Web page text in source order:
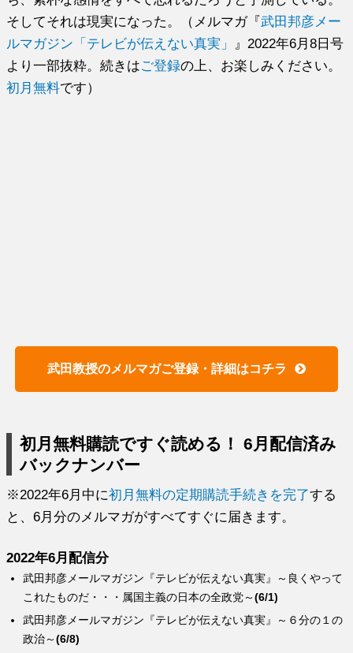
そしてそれは現実になった。（メルマガ『武田邦彦メー
ルマガジン「テレビが伝えない真実」
』2022年6月8日号
より一部抜粋。続きはご登録の上、お楽しみください。
初月無料です）
武田教授のメルマガご登録・詳細はコチラ
初月無料購読ですぐ読める！ 6月配信済み
バックナンバー
※2022年6月中に初月無料の定期購読手続きを完了する
と、6月分のメルマガがすべてすぐに届きます。
2022年6月配信分
武田邦彦メールマガジン『テレビが伝えない真実』～６分の１の
政治～(6/8)
武田邦彦メールマガジン『テレビが伝えない真実』～良くやって
これたものだ・・・属国主義の日本の全政党～(6/1)